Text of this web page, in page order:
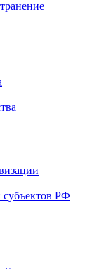
субъектов РФ